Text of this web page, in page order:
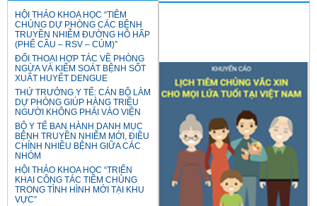
HỘI THẢO KHOA HỌC “TIÊM
CHỦNG DỰ PHÒNG CÁC BỆNH
TRUYỀN NHIỄM ĐƯỜNG HÔ HẤP
(PHẾ CẦU – RSV – CÚM)”
ĐỐI THOẠI HỢP TÁC VỀ PHÒNG
NGỪA VÀ KIỂM SOÁT BỆNH SỐT
XUẤT HUYẾT DENGUE
THỨ TRƯỞNG Y TẾ: CÁN BỘ LÀM
DỰ PHÒNG GIÚP HÀNG TRIỆU
NGƯỜI KHÔNG PHẢI VÀO VIỆN
BỘ Y TẾ BAN HÀNH DANH MỤC
BỆNH TRUYỀN NHIỄM MỚI, ĐIỀU
CHỈNH NHIỀU BỆNH GIỮA CÁC
NHÓM
HỘI THẢO KHOA HỌC “TRIỂN
KHAI CÔNG TÁC TIÊM CHỦNG
TRONG TÌNH HÌNH MỚI TẠI KHU
VỰC”